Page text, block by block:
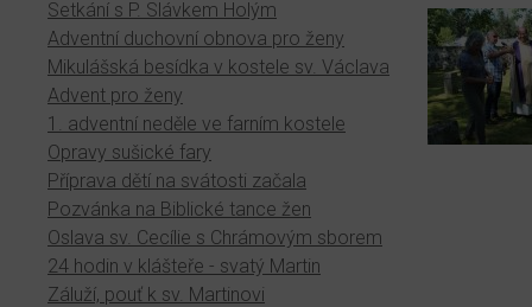
Setkání s P. Slávkem Holým
Adventní duchovní obnova pro ženy
Mikulášská besídka v kostele sv. Václava
Advent pro ženy
1. adventní neděle ve farním kostele
Opravy sušické fary
Příprava dětí na svátosti začala
Pozvánka na Biblické tance žen
Oslava sv. Cecílie s Chrámovým sborem
24 hodin v klášteře - svatý Martin
Záluží, pouť k sv. Martinovi